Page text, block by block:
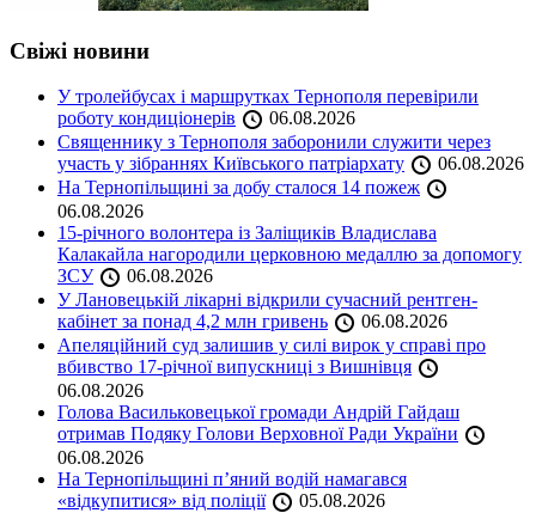
Свіжі новини
У тролейбусах і маршрутках Тернополя перевірили
роботу кондиціонерів
06.08.2026
Священнику з Тернополя заборонили служити через
участь у зібраннях Київського патріархату
06.08.2026
На Тернопільщині за добу сталося 14 пожеж
06.08.2026
15-річного волонтера із Заліщиків Владислава
Калакайла нагородили церковною медаллю за допомогу
ЗСУ
06.08.2026
У Лановецькій лікарні відкрили сучасний рентген-
кабінет за понад 4,2 млн гривень
06.08.2026
Апеляційний суд залишив у силі вирок у справі про
вбивство 17-річної випускниці з Вишнівця
06.08.2026
Голова Васильковецької громади Андрій Гайдаш
отримав Подяку Голови Верховної Ради України
06.08.2026
На Тернопільщині п’яний водій намагався
«відкупитися» від поліції
05.08.2026